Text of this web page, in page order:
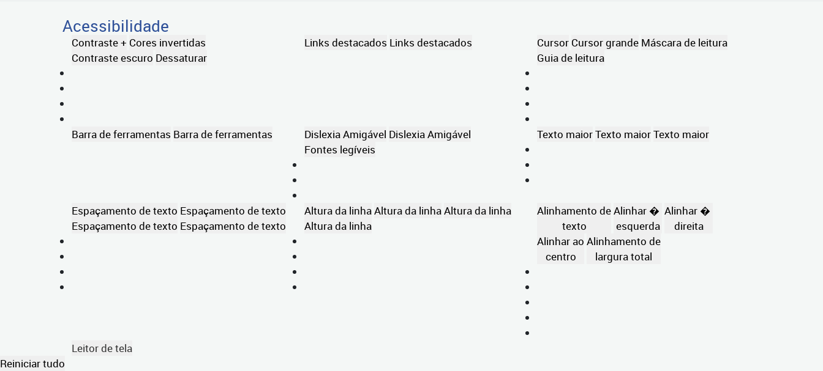
Acessibilidade
Contraste + Cores invertidas
Contraste escuro Dessaturar
Links destacados Links destacados Cursor Cursor grande Máscara de leitura
Guia de leitura
Barra de ferramentas Barra de ferramentas Dislexia Amigável Dislexia Amigável
Fontes legíveis
Texto maiorTexto maiorTexto maior
Espaçamento de texto Espaçamento de texto
Espaçamento de texto Espaçamento de texto
Altura da linhaAltura da linhaAltura da linha
Altura da linha
Alinhamento de
texto
Alinhar �
esquerda
Alinhar �
direita
Alinhar ao
centro
Alinhamento de
largura total
Leitor de tela
Reiniciar tudo